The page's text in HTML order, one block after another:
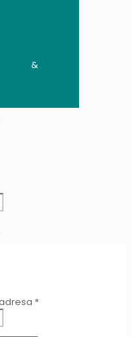
&
*